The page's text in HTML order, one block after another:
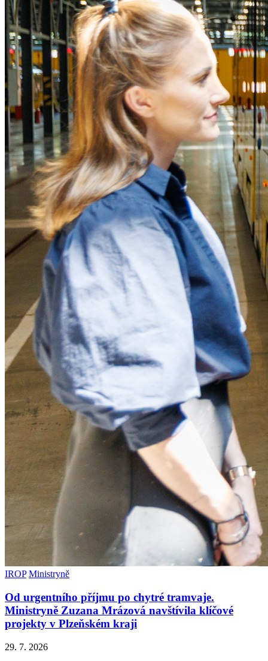
IROP Ministryně
Od urgentního příjmu po chytré tramvaje.
Ministryně Zuzana Mrázová navštívila klíčové
projekty v Plzeňském kraji
29. 7. 2026